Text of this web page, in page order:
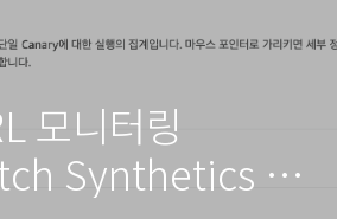
모니터링
Synthetics 이